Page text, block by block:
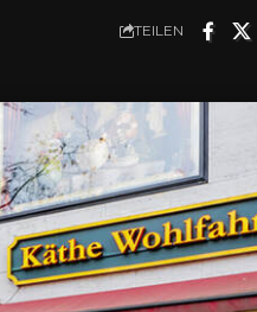
TEILEN